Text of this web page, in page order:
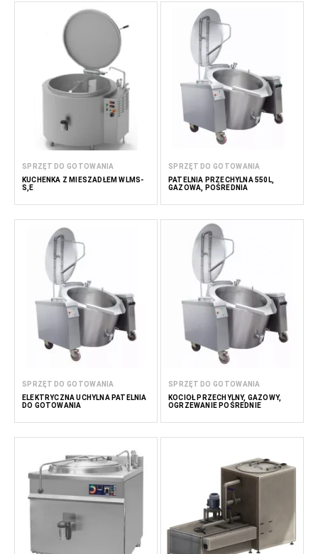
SPRZĘT DO GOTOWANIA
KUCHENKA Z MIESZADŁEM WLMS-
S,E
SPRZĘT DO GOTOWANIA
PATELNIA PRZECHYLNA 550L,
GAZOWA, POŚREDNIA
SPRZĘT DO GOTOWANIA
ELEKTRYCZNA UCHYLNA PATELNIA
DO GOTOWANIA
SPRZĘT DO GOTOWANIA
KOCIOŁ PRZECHYLNY, GAZOWY,
OGRZEWANIE POŚREDNIE